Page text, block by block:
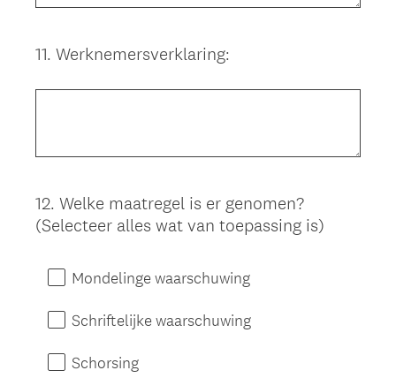
Question
11. Werknemersverklaring:
Question
Title
12. Welke maatregel is er genomen?
(Selecteer alles wat van toepassing is)
Mondelinge waarschuwing
Schriftelijke waarschuwing
Schorsing